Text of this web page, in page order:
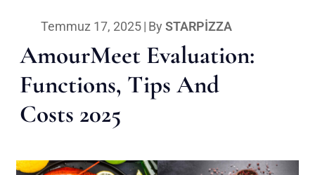
Temmuz 17, 2025| By STARPIZZA
AmourMeet Evaluation:
Functions, Tips And
Costs 2025